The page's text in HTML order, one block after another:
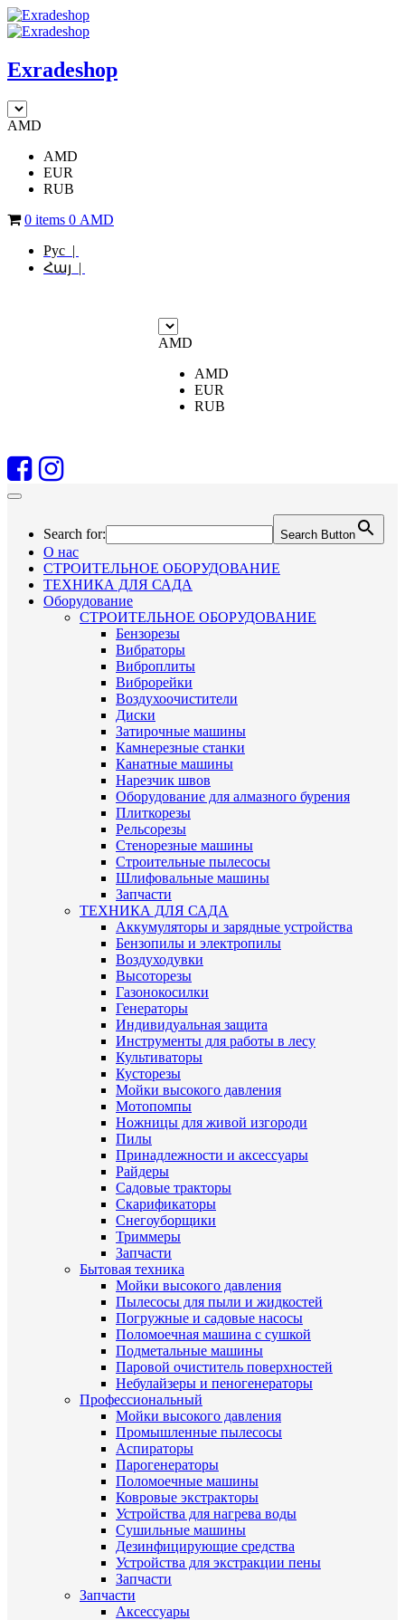
Exradeshop
AMD
AMD
EUR
RUB
0 items 0 AMD
Рус |
Հայ |
AMD
AMD
EUR
RUB
Search for: Search Button
О нас
СТРОИТЕЛЬНОЕ ОБОРУДОВАНИЕ
ТЕХНИКА ДЛЯ САДА
Оборудование
СТРОИТЕЛЬНОЕ ОБОРУДОВАНИЕ
Бензорезы
Вибраторы
Виброплиты
Виброрейки
Воздухоочистители
Диски
Затирочные машины
Камнерезные станки
Канатные машины
Нарезчик швов
Оборудование для алмазного бурения
Плиткорезы
Рельсорезы
Стенорезные машины
Строительные пылесосы
Шлифовальные машины
Запчасти
ТЕХНИКА ДЛЯ САДА
Аккумуляторы и зарядные устройства
Бензопилы и электропилы
Воздуходувки
Высоторезы
Газонокосилки
Генераторы
Индивидуальная защита
Инструменты для работы в лесу
Культиваторы
Кусторезы
Мойки высокого давления
Мотопомпы
Ножницы для живой изгороди
Пилы
Принадлежности и аксессуары
Райдеры
Садовые тракторы
Скарификаторы
Снегоуборщики
Триммеры
Запчасти
Бытовая техника
Мойки высокого давления
Пылесосы для пыли и жидкостей
Погружные и садовые насосы
Поломоечная машина с сушкой
Подметальные машины
Паровой очиститель поверхностей
Небулайзеры и пеногенераторы
Профессиональный
Мойки высокого давления
Промышленные пылесосы
Аспираторы
Парогенераторы
Поломоечные машины
Ковровые экстракторы
Устройства для нагрева воды
Сушильные машины
Дезинфицирующие средства
Устройства для экстракции пены
Запчасти
Запчасти
Аксессуары